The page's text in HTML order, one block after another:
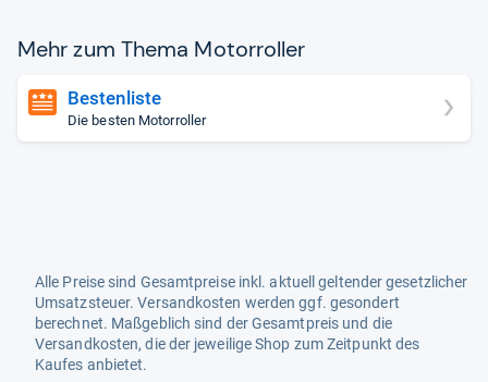
Mehr zum Thema Motor­rol­ler
Bestenliste
Die besten Motorroller
Alle Preise sind Gesamtpreise inkl. aktuell geltender gesetzlicher
Umsatzsteuer. Versandkosten werden ggf. gesondert
berechnet. Maßgeblich sind der Gesamtpreis und die
Versandkosten, die der jeweilige Shop zum Zeitpunkt des
Kaufes anbietet.